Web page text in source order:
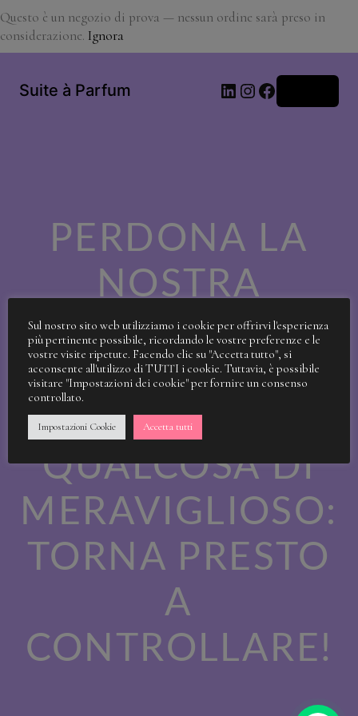
Questo è un negozio di prova — nessun ordine sarà preso in
considerazione. Ignora
Suite à Parfum LinkedIn
Instagram
Facebook
PERDONA LA
NOSTRA
SPORCIZIA!
STIAMO
LAVORANDO A
QUALCOSA DI
MERAVIGLIOSO:
TORNA PRESTO
A
CONTROLLARE!
Sul nostro sito web utilizziamo i cookie per offrirvi l'esperienza
più pertinente possibile, ricordando le vostre preferenze e le
vostre visite ripetute. Facendo clic su "Accetta tutto", si
acconsente all'utilizzo di TUTTI i cookie. Tuttavia, è possibile
visitare "Impostazioni dei cookie" per fornire un consenso
controllato.
Impostazioni Cookie Accetta tutti